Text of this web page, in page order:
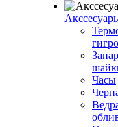
Часы